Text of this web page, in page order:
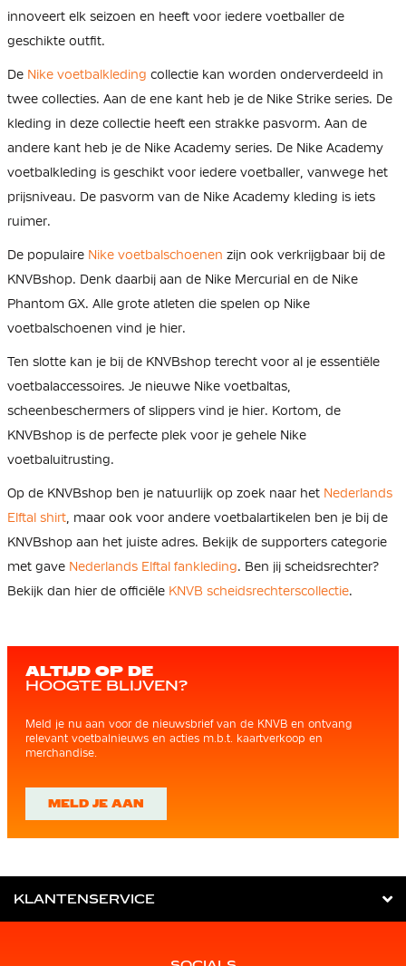
innoveert elk seizoen en heeft voor iedere voetballer de
geschikte outfit.
De Nike voetbalkleding collectie kan worden onderverdeeld in
twee collecties. Aan de ene kant heb je de Nike Strike series. De
kleding in deze collectie heeft een strakke pasvorm. Aan de
andere kant heb je de Nike Academy series. De Nike Academy
voetbalkleding is geschikt voor iedere voetballer, vanwege het
prijsniveau. De pasvorm van de Nike Academy kleding is iets
ruimer.
De populaire Nike voetbalschoenen zijn ook verkrijgbaar bij de
KNVBshop. Denk daarbij aan de Nike Mercurial en de Nike
Phantom GX. Alle grote atleten die spelen op Nike
voetbalschoenen vind je hier.
Ten slotte kan je bij de KNVBshop terecht voor al je essentiële
voetbalaccessoires. Je nieuwe Nike voetbaltas,
scheenbeschermers of slippers vind je hier. Kortom, de
KNVBshop is de perfecte plek voor je gehele Nike
voetbaluitrusting.
Op de KNVBshop ben je natuurlijk op zoek naar het Nederlands
Elftal shirt , maar ook voor andere voetbalartikelen ben je bij de
KNVBshop aan het juiste adres. Bekijk de supporters categorie
met gave Nederlands Elftal fankleding. Ben jij scheidsrechter?
Bekijk dan hier de officiële KNVB scheidsrechterscollectie.
ALTIJD OP DE
HOOGTE BLIJVEN?
Meld je nu aan voor de nieuwsbrief van de KNVB en ontvang
relevant voetbalnieuws en acties m.b.t. kaartverkoop en
merchandise.
MELD JE AAN
KLANTENSERVICE